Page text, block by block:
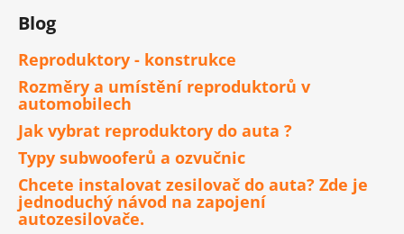
Blog
Reproduktory - konstrukce
Rozměry a umístění reproduktorů v
automobilech
Jak vybrat reproduktory do auta ?
Typy subwooferů a ozvučnic
Chcete instalovat zesilovač do auta? Zde je
jednoduchý návod na zapojení
autozesilovače.